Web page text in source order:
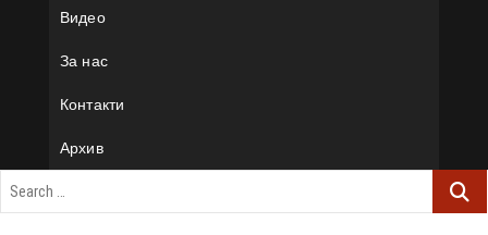
Видео
За нас
Контакти
Архив